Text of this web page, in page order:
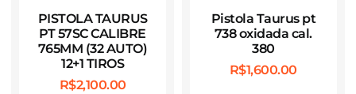
PISTOLA TAURUS
PT 57SC CALIBRE
765MM (32 AUTO)
12+1 TIROS
R$2,100.00
Pistola Taurus pt
738 oxidada cal.
380
R$1,600.00